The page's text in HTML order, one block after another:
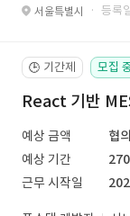
서울특별시 · 등록
🕒 기간제 모집
React 기반
예상 금액
협
예상 기간
근무 시작일